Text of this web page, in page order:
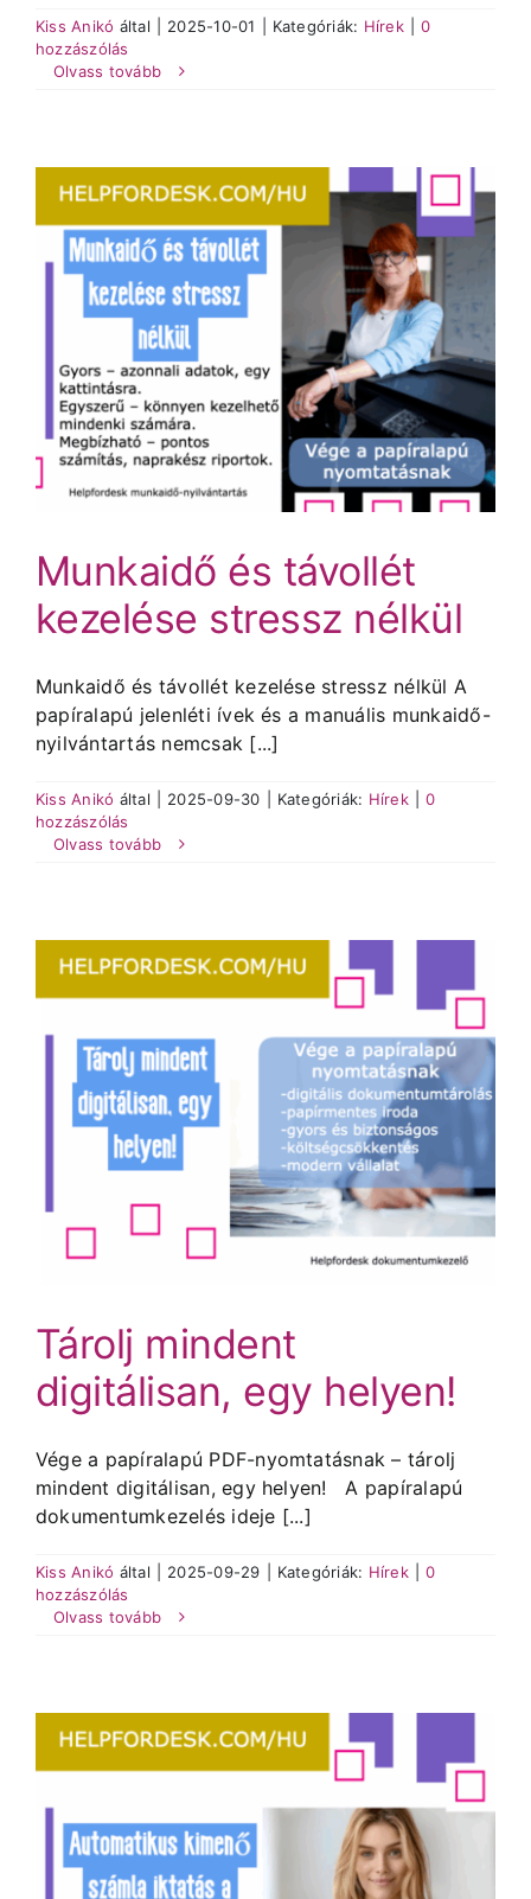
Kiss Anikó által 2025-10-01 Kategóriák: Hírek
0
hozzászólás
Olvass tovább
Munkaidő és távollét
kezelése stressz nélkül
Munkaidő és távollét kezelése stressz nélkül A
papíralapú jelenléti ívek és a manuális munkaidő-
nyilvántartás nemcsak [...]
Kiss Anikó által 2025-09-30 Kategóriák: Hírek
0
hozzászólás
Olvass tovább
Tárolj mindent
digitálisan, egy helyen!
Vége a papíralapú PDF-nyomtatásnak – tárolj
mindent digitálisan, egy helyen! A papíralapú
dokumentumkezelés ideje [...]
Kiss Anikó által 2025-09-29 Kategóriák: Hírek
0
hozzászólás
Olvass tovább